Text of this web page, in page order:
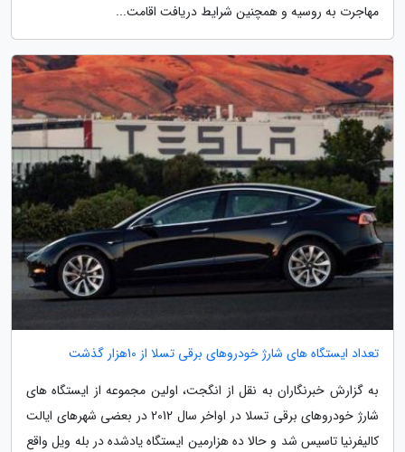
مهاجرت به روسیه و همچنین شرایط دریافت اقامت...
تعداد ایستگاه های شارژ خودروهای برقی تسلا از 10هزار گذشت
به گزارش خبرنگاران به نقل از انگجت، اولین مجموعه از ایستگاه های
شارژ خودروهای برقی تسلا در اواخر سال 2012 در بعضی شهرهای ایالت
کالیفرنیا تاسیس شد و حالا ده هزارمین ایستگاه یادشده در بله ویل واقع